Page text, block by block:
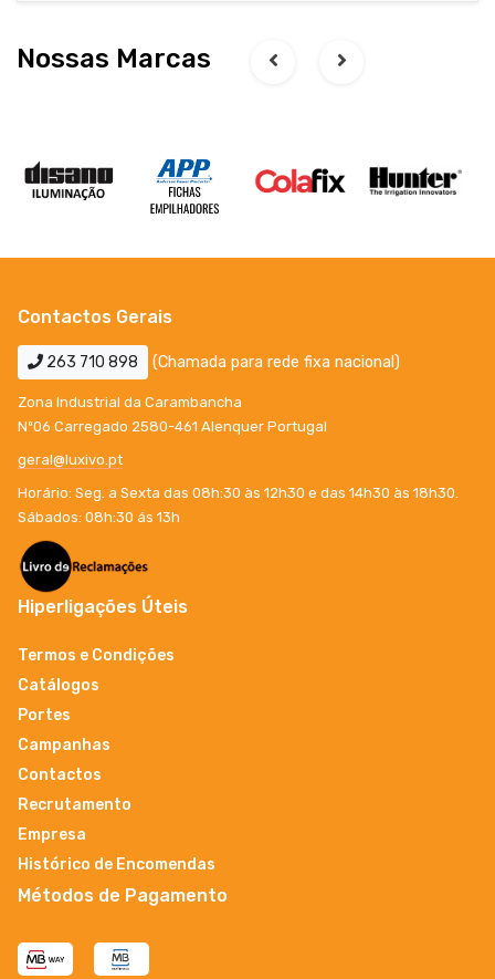
Nossas Marcas
Contactos Gerais
263 710 898 (Chamada para rede fixa nacional)
Zona Industrial da Carambancha
Nº06 Carregado 2580-461 Alenquer Portugal
geral@luxivo.pt
Horário: Seg. a Sexta das 08h:30 às 12h30 e das 14h30 às 18h30.
Sábados: 08h:30 ás 13h
Hiperligações Úteis
Termos e Condições
Catálogos
Portes
Campanhas
Contactos
Recrutamento
Empresa
Histórico de Encomendas
Métodos de Pagamento